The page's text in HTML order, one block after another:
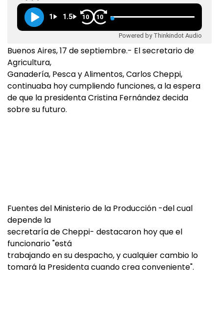
1 1.5 10 10
Powered by Thinkindot Audio
Buenos Aires, 17 de septiembre.- El secretario de
Agricultura,
Ganadería, Pesca y Alimentos, Carlos Cheppi,
continuaba hoy cumpliendo funciones, a la espera
de que la presidenta Cristina Fernández decida
sobre su futuro.
Fuentes del Ministerio de la Producción -del cual
depende la
secretaría de Cheppi- destacaron hoy que el
funcionario "está
trabajando en su despacho, y cualquier cambio lo
tomará la Presidenta cuando crea conveniente".